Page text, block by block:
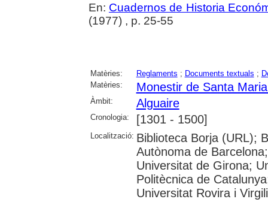
En: Cuadernos de Historia
(1977) , p. 25-55
Matèries: Reglaments ; Documents textuals ;
Matèries:
Monestir de Santa
Àmbit: Alguaire
Cronologia: [1301 - 1500]
Localització: Biblioteca Borja (URL);
Autònoma de
Universitat de Girona;
Politècnica de
Universitat Rovira i Virgili